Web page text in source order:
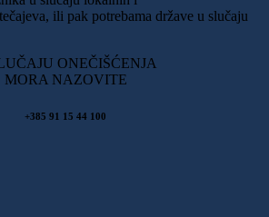
ili pak potrebama države u slučaju
ONEČIŠĆENJA
MORA NAZOVITE
+385 91 15 44 100